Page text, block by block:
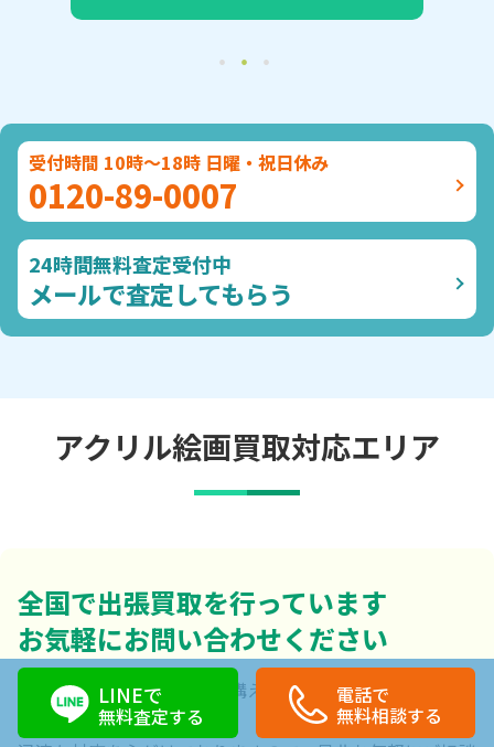
LINEで
無料査定する
電話で
無料相談する
受付時間 10時～18時 日曜・祝日休み
0120-89-0007
24時間無料査定受付中
メールで査定してもらう
アクリル絵画買取対応エリア
全国で出張買取を行っています
お気軽にお問い合わせください
東京・愛知・大阪に店舗を構え、日本全国で買取を行って
います。